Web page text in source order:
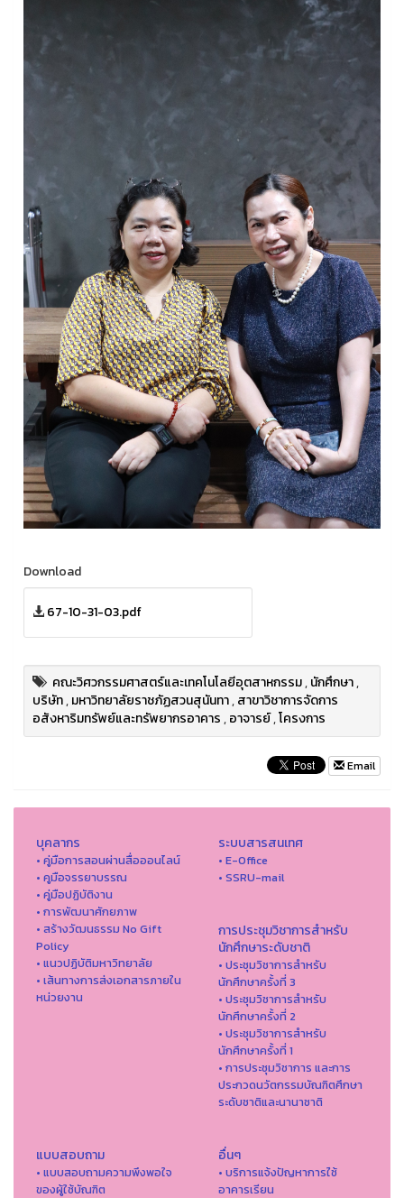
Download
67-10-31-03.pdf
คณะวิศวกรรมศาสตร์และเทคโนโลยีอุตสาหกรรม,นักศึกษา,
บริษัท,มหาวิทยาลัยราชภัฏสวนสุนันทา,สาขาวิชาการจัดการ
อสังหาริมทรัพย์และทรัพยากรอาคาร,อาจารย์,โครงการ
Email
บุคลากร
• คู่มือการสอนผ่านสื่อออนไลน์
• คูมือจรรยาบรรณ
• คู่มือปฏิบัติงาน
• การพัฒนาศักยภาพ
• สร้างวัฒนธรรม No Gift
Policy
• แนวปฏิบัติมหาวิทยาลัย
• เส้นทางการส่งเอกสารภายใน
หน่วยงาน
ระบบสารสนเทศ
• E-Office
• SSRU-mail
การประชุมวิชาการสำหรับ
นักศึกษาระดับชาติ
• ประชุมวิชาการสำหรับ
นักศึกษาครั้งที่ 3
• ประชุมวิชาการสำหรับ
นักศึกษาครั้งที่ 2
• ประชุมวิชาการสำหรับ
นักศึกษาครั้งที่ 1
• การประชุมวิชาการ และการ
ประกวดนวัตกรรมบัณฑิตศึกษา
ระดับชาติและนานาชาติ
แบบสอบถาม
• แบบสอบถามความพึงพอใจ
ของผู้ใช้บัณฑิต
อื่นๆ
• บริการแจ้งปัญหาการใ่ช้
อาคารเรียน